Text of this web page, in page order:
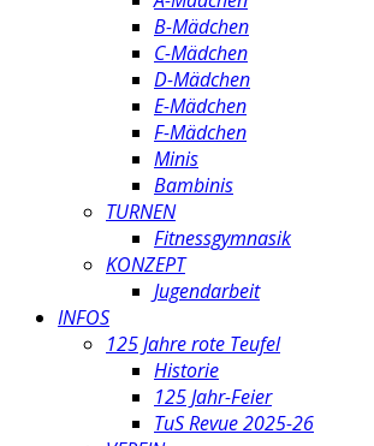
B-Mädchen
C-Mädchen
D-Mädchen
E-Mädchen
F-Mädchen
Minis
Bambinis
TURNEN
Fitnessgymnasik
KONZEPT
Jugendarbeit
INFOS
125 Jahre rote Teufel
Historie
125 Jahr-Feier
TuS Revue 2025-26